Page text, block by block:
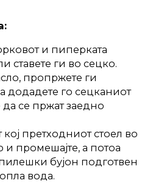
и пиперката
ставете ги во сецко.
пропржете ги
додадете го сецканиот
да се пржат заедно
претходниот стоел во
промешајте, а потоа
бујон подготвен
вода.